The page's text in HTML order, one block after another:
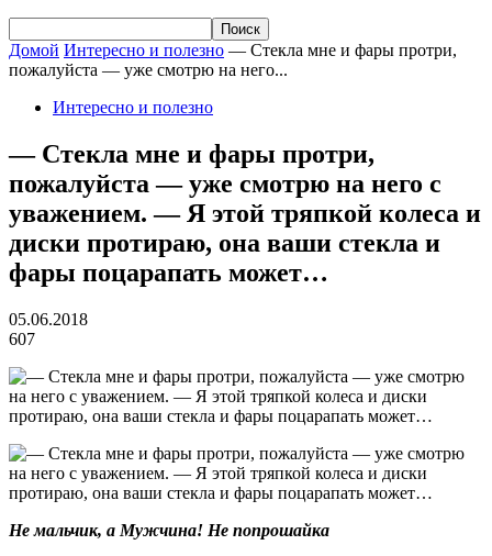
Домой Интересно и полезно — Стекла мне и фары протри,
пожалуйста — уже смотрю на него...
Интересно и полезно
— Стекла мне и фары протри,
пожалуйста — уже смотрю на него с
уважением. — Я этой тряпкой колеса и
диски протираю, она ваши стекла и
фары поцарапать может…
05.06.2018
607
Не мальчик, а Мужчина! Не попрошайка